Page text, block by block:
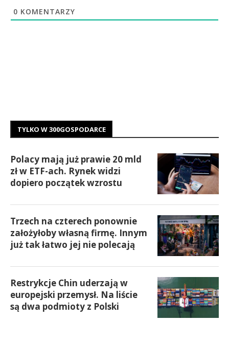
0 KOMENTARZY
TYLKO W 300GOSPODARCE
Polacy mają już prawie 20 mld
zł w ETF-ach. Rynek widzi
dopiero początek wzrostu
Trzech na czterech ponownie
założyłoby własną firmę. Innym
już tak łatwo jej nie polecają
Restrykcje Chin uderzają w
europejski przemysł. Na liście
są dwa podmioty z Polski